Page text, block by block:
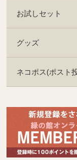
お試しセット
グッズ
ネコポス(ポスト